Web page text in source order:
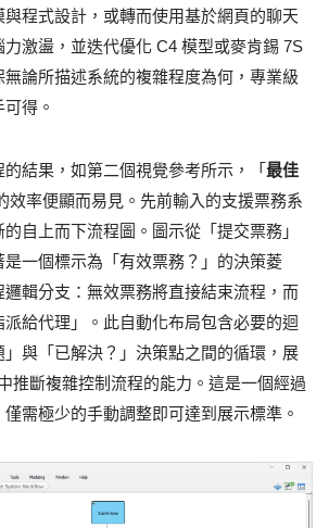
程式設計，或轉而使用基於網頁的聊天
激盪，並迭代優化 C4 模型或麥肯錫 7S
論所描述系統的複雜程度為何，專業級
得。
結果，如第二個視覺參考所示，「 最佳
效率便顯而易見。先前輸入的支援票務系
自上而下流程圖。圖示從「提交票務」
一個標示為「有效票務？」的決策菱
輯分支：無效票務將直接結束流程，而
給代理」。此自動化布局包含必要的迴
」與「已解決？」決策點之間的循環，展
推斷複雜控制流程的能力。這是一個經過
需極少的手動調整即可達到展示標準。